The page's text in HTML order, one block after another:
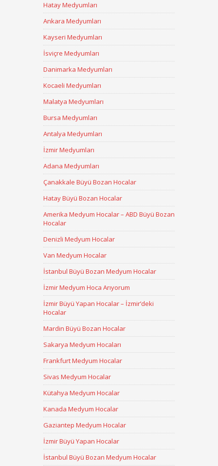
Hatay Medyumları
Ankara Medyumları
Kayseri Medyumları
İsviçre Medyumları
Danimarka Medyumları
Kocaeli Medyumları
Malatya Medyumları
Bursa Medyumları
Antalya Medyumları
İzmir Medyumları
Adana Medyumları
Çanakkale Büyü Bozan Hocalar
Hatay Büyü Bozan Hocalar
Amerika Medyum Hocalar – ABD Büyü Bozan
Hocalar
Denizli Medyum Hocalar
Van Medyum Hocalar
İstanbul Büyü Bozan Medyum Hocalar
İzmir Medyum Hoca Arıyorum
İzmir Büyü Yapan Hocalar – İzmir’deki
Hocalar
Mardin Büyü Bozan Hocalar
Sakarya Medyum Hocaları
Frankfurt Medyum Hocalar
Sivas Medyum Hocalar
Kütahya Medyum Hocalar
Kanada Medyum Hocalar
Gaziantep Medyum Hocalar
İzmir Büyü Yapan Hocalar
İstanbul Büyü Bozan Medyum Hocalar